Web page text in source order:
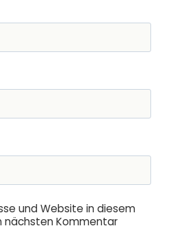
und Website in diesem
nächsten Kommentar